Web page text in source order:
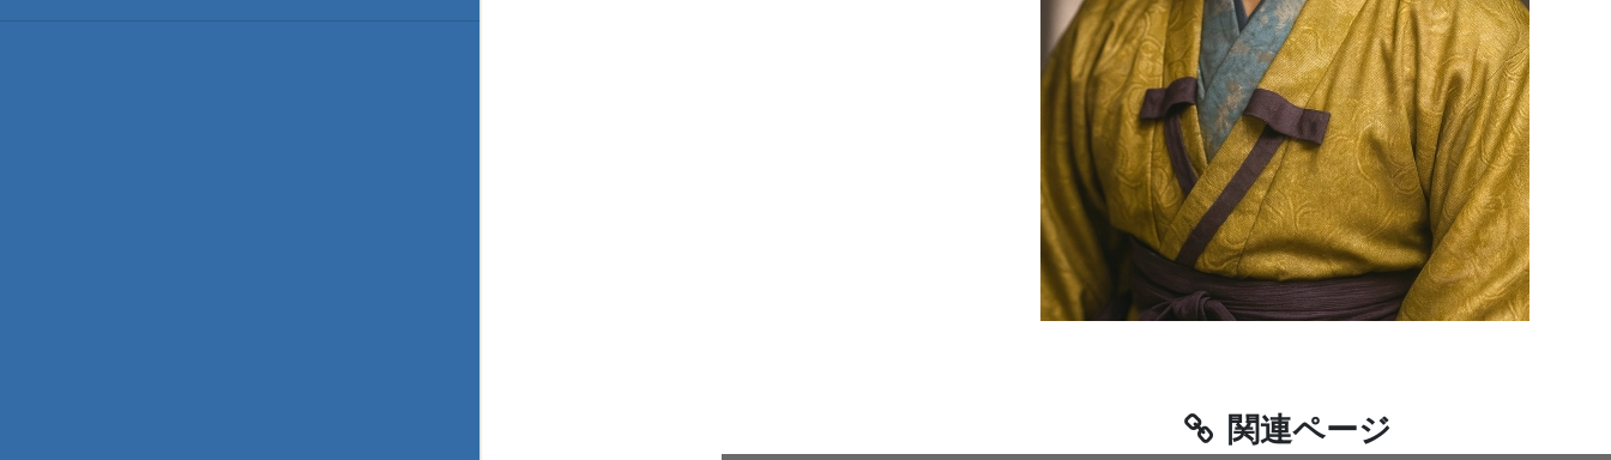
関連ページ